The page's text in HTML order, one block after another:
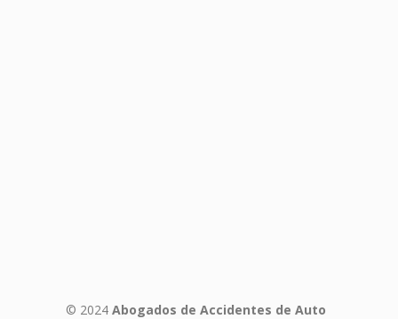
© 2024 Abogados de Accidentes de Auto